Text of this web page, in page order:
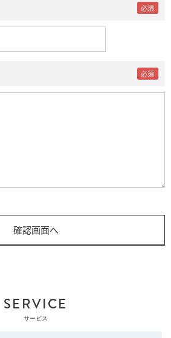
SERVICE
サービス